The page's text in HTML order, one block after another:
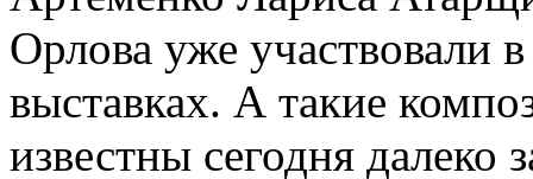
Орлова уже участвовали
выставках. А такие
известны сегодня далеко